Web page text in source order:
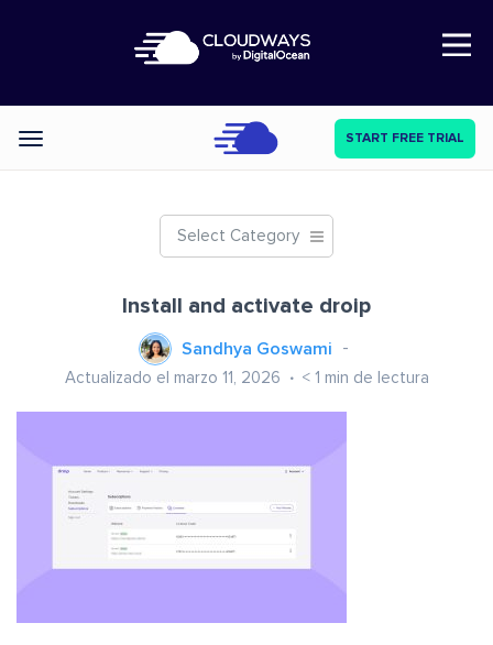
Open Nav
Categories START FREE TRIAL
Select Category
Install and activate droip
Sandhya Goswami
Actualizado el marzo 11, 2026 < 1 min de lectura